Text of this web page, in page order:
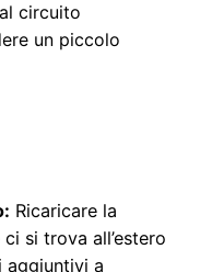
circuito
un piccolo
Ricaricare la
si trova all’estero
a